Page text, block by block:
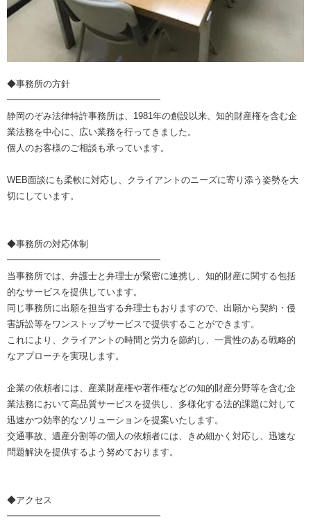
◆事務所の方針
━━━━━━━━━━━━━━━━━
静岡のぞみ法律特許事務所は、1981年の創設以来、知的財産権を含む企
業法務を中心に、広い業務を行ってきました。
個人のお客様のご相談も承っています。
WEB面談にも柔軟に対応し、クライアントのニーズに寄り添う姿勢を大
切にしています。
◆事務所の対応体制
━━━━━━━━━━━━━━━━━
当事務所では、弁護士と弁理士が緊密に連携し、知的財産に関する包括
的なサービスを提供しています。
同じ事務所に出願を担当する弁理士もおりますので、出願から契約・侵
害訴訟等をワンストップサービスで提供することができます。
これにより、クライアントの時間と労力を節約し、一貫性のある戦略的
なアプローチを実現します。
企業の依頼者には、産業財産権や著作権などの知的財産分野等を含む企
業法務において高品質サービスを提供し、多様化する法的課題に対して
迅速かつ効率的なソリューションを提案いたします。
交通事故、遺産分割等の個人の依頼者には、きめ細かく対応し、迅速な
問題解決を提供するよう努めております。
◆アクセス
━━━━━━━━━━━━━━━━━